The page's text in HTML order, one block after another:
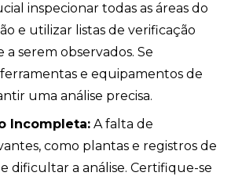
inspecionar todas as áreas do
e utilizar listas de verificação
serem observados. Se
e equipamentos de
uma análise precisa.
Incompleta: A falta de
como plantas e registros de
dificultar a análise. Certifique-se